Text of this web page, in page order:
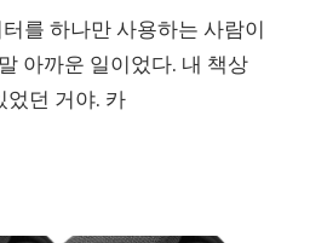
를 하나만 사용하는 사람이
아까운 일이었다. 내 책상
었던 거야. 카